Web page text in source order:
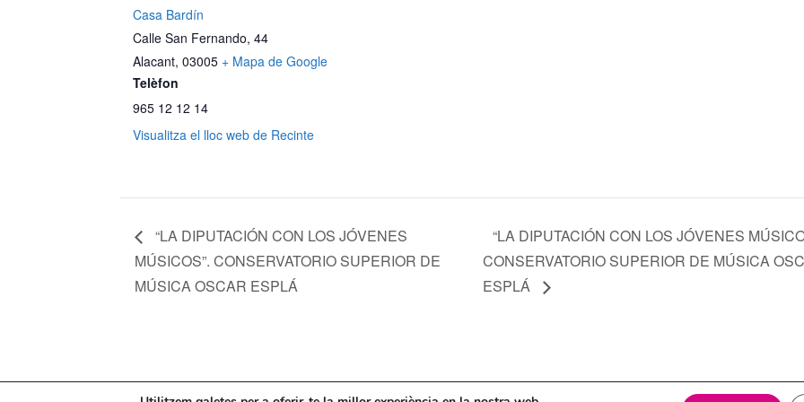
Casa Bardín
Calle San Fernando, 44
Alacant, 03005 + Mapa de Google
Telèfon
965 12 12 14
Visualitza el lloc web de Recinte
“LA DIPUTACIÓN CON LOS JÓVENES
MÚSICOS”. CONSERVATORIO SUPERIOR DE
MÚSICA OSCAR ESPLÁ
“LA DIPUTACIÓN CON LOS JÓVENES
CONSERVATORIO SUPERIOR DE MÚSICA
ESPLÁ
Mapa web Política de Privacidad Politica de cookies